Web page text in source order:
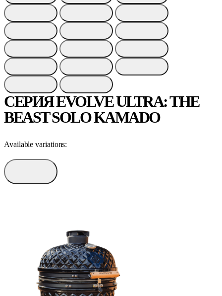
СЕРИЯ EVOLVE ULTRA: THE
BEAST SOLO KAMADO
Available variations: